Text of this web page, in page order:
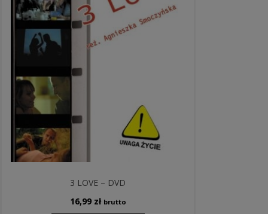
3 LOVE – DVD
16,99 zł brutto